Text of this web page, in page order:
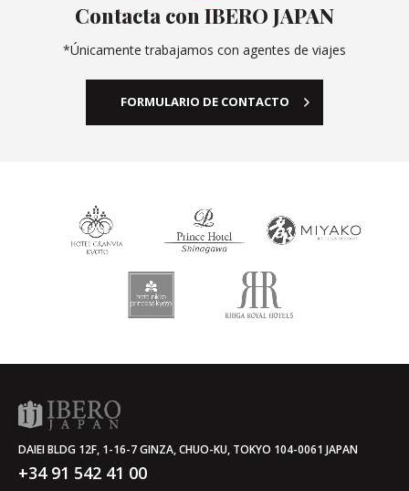
Contacta con IBERO JAPAN
*Únicamente trabajamos con agentes de viajes
FORMULARIO DE CONTACTO
DAIEI BLDG 12F, 1-16-7 GINZA, CHUO-KU, TOKYO 104-0061 JAPAN
+34 91 542 41 00